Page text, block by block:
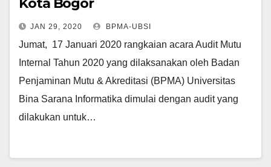
Kota Bogor
JAN 29, 2020 BPMA-UBSI
Jumat, 17 Januari 2020 rangkaian acara Audit Mutu
Internal Tahun 2020 yang dilaksanakan oleh Badan
Penjaminan Mutu & Akreditasi (BPMA) Universitas
Bina Sarana Informatika dimulai dengan audit yang
dilakukan untuk…